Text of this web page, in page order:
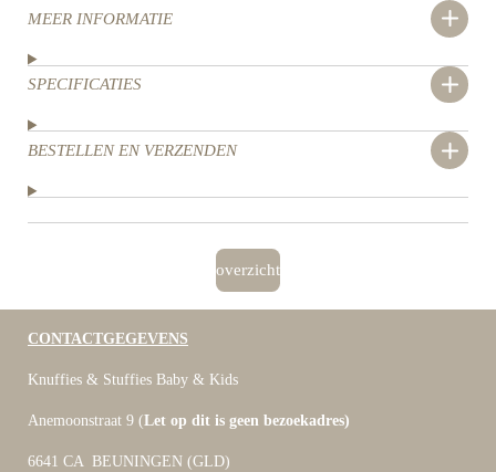
MEER INFORMATIE
SPECIFICATIES
BESTELLEN EN VERZENDEN
overzicht
CONTACTGEGEVENS
Knuffies & Stuffies Baby & Kids
Anemoonstraat 9 (Let op dit is geen bezoekadres)
6641 CA BEUNINGEN (GLD)